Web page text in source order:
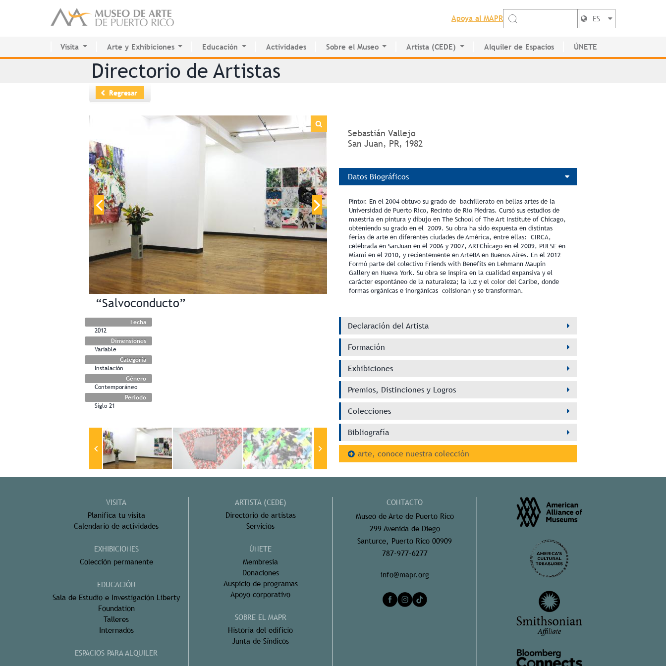
Apoya al MAPR
ES
Visita
Planifica tu visita
Colección Permanente
Calendario de actividades
Arte y Exhibiciones
Exhibiciones actuales
Futuras
Pasadas
Colección Permanente
Educación
Centro de Innovación Educativa
Sala de Estudio e Investigación
Internados
Actividades Sobre el Museo
Historia del MAPR
Artista (CEDE)
CEDE
Alquiler de Espacios ÚNETE
Directorio de Artistas
Regresar
“Salvoconducto”
Fecha
2012
Dimensiones
Variable
Categoría
Instalación
Género
Contemporáneo
Período
Siglo 21
Sebastián Vallejo
San Juan, PR, 1982
Datos Biográficos
Pintor. En el 2004 obtuvo su grado de bachillerato en bellas artes de la
Universidad de Puerto Rico, Recinto de Río Piedras. Cursó sus estudios de
maestría en pintura y dibujo en The School of The Art Institute of Chicago,
obteniendo su grado en el 2009. Su obra ha sido expuesta en distintas
ferias de arte en diferentes ciudades de América, entre ellas: CIRCA,
celebrada en SanJuan en el 2006 y 2007, ARTChicago en el 2009, PULSE en
Miami en el 2010, y recientemente en ArteBA en Buenos Aires. En el 2012
Formó parte del colectivo Friends with Benefits en Lehmann Maupin
Gallery en Nueva York. Su obra se inspira en la cualidad expansiva y el
carácter espontáneo de la naturaleza; la luz y el color del Caribe, donde
formas orgánicas e inorgánicas colisionan y se transforman.
Declaración del Artista
Formación
Exhibiciones
Premios, Distinciones y Logros
Colecciones
Bibliografía
arte, conoce nuestra colección
VISITA
Planifica tu visita
Calendario de actividades
EXHIBICIONES
Colección permanente
EDUCACIÓN
Sala de Estudio e Investigación Liberty
Foundation
Talleres
Internados
ESPACIOS PARA ALQUILER
ARTISTA (CEDE)
Directorio de artistas
Servicios
ÚNETE
Membresía
Donaciones
Auspicio de programas
Apoyo corporativo
SOBRE EL MAPR
Historia del edificio
Junta de Síndicos
CONTACTO
Museo de Arte de Puerto Rico
299 Avenida de Diego
Santurce, Puerto Rico 00909
787-977-6277
info@mapr.org